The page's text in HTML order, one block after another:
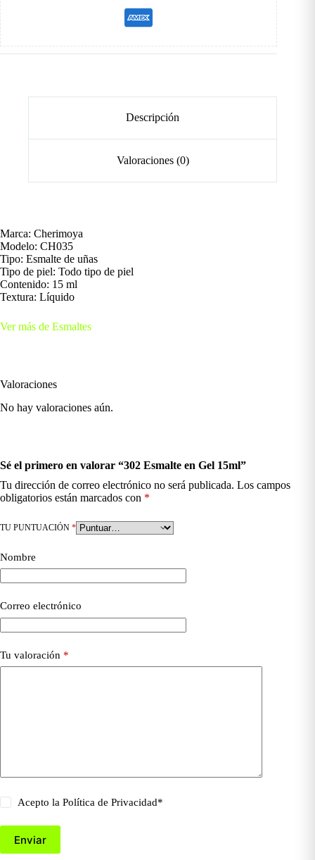
Descripción
Valoraciones (0)
Marca: Cherimoya
Modelo: CH035
Tipo: Esmalte de uñas
Tipo de piel: Todo tipo de piel
Contenido: 15 ml
Textura: Líquido
Ver más de Esmaltes
Valoraciones
No hay valoraciones aún.
Sé el primero en valorar “302 Esmalte en Gel 15ml”
Tu dirección de correo electrónico no será publicada. Los campos
obligatorios están marcados con *
TU PUNTUACIÓN *
Nombre
Correo electrónico
Tu valoración *
Acepto laPolítica de Privacidad*
Enviar